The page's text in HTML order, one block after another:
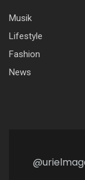
Musik
Lifestyle
Fashion
News